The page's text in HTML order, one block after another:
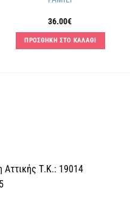
36.00€
ΠΡΟΣΘΗΚΗ ΣΤΟ ΚΑΛΑΘΙ
Τ.Κ.: 19014